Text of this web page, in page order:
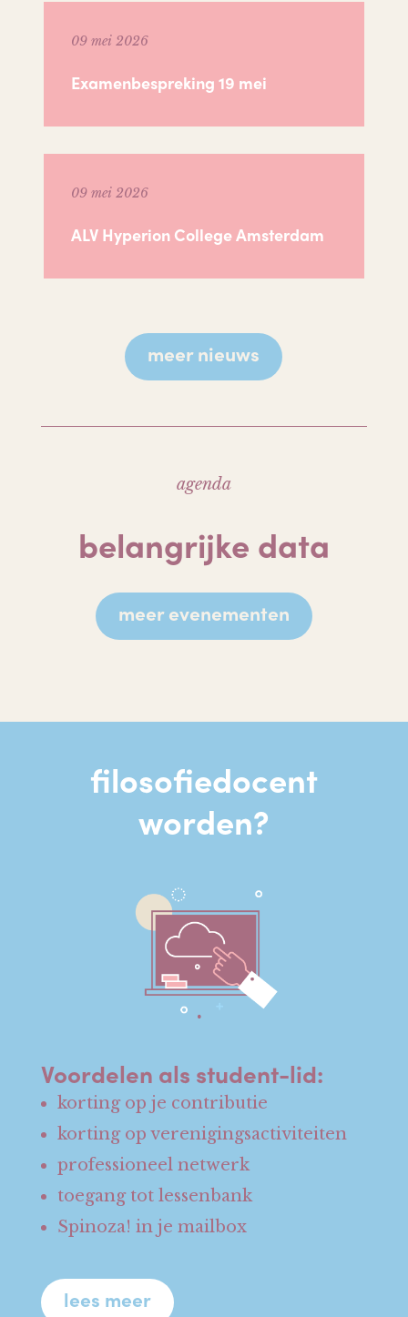
09 mei 2026
Examenbespreking 19 mei
09 mei 2026
ALV Hyperion College Amsterdam
meer nieuws
agenda
belangrijke data
meer evenementen
filosofiedocent
worden?
Voordelen als student-lid:
korting op je contributie
korting op verenigingsactiviteiten
professioneel netwerk
toegang tot lessenbank
Spinoza! in je mailbox
lees meer